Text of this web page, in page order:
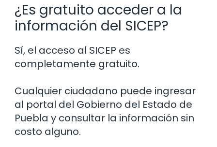
¿Es gratuito acceder a la
información del SICEP?
Sí, el acceso al SICEP es
completamente gratuito.
Cualquier ciudadano puede ingresar
al portal del Gobierno del Estado de
Puebla y consultar la información sin
costo alguno.